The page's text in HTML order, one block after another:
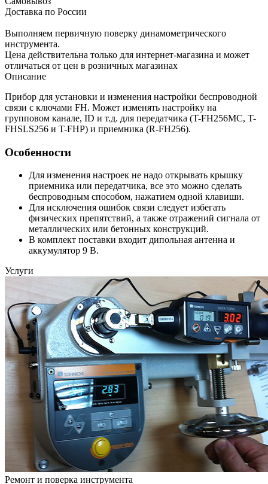
Доставка по России
Выполняем первичную поверку динамометрического
инструмента.
Цена действительна только для интернет-магазина и может
отличаться от цен в розничных магазинах
Описание
Прибор для установки и изменения настройки беспроводной
связи с ключами FH. Может изменять настройку на
групповом канале, ID и т.д. для передатчика (T-FH256MC, T-
FHSLS256 и T-FHP) и приемника (R-FH256).
Особенности
Для изменения настроек не надо открывать крышку
приемника или передатчика, все это можно сделать
беспроводным способом, нажатием одной клавиши.
Для исключения ошибок связи следует избегать
физических препятствий, а также отражений сигнала от
металлических или бетонных конструкций.
В комплект поставки входит дипольная антенна и
аккумулятор 9 В.
Услуги
Ремонт и поверка инструмента